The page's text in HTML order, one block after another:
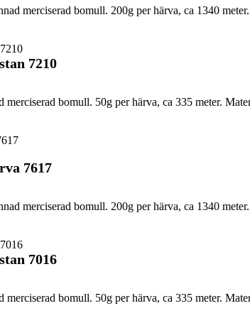
merciserad bomull. 200g per härva, ca 1340
7210
merciserad bomull. 50g per härva, ca 335 meter.
7617
merciserad bomull. 200g per härva, ca 1340
7016
merciserad bomull. 50g per härva, ca 335 meter.